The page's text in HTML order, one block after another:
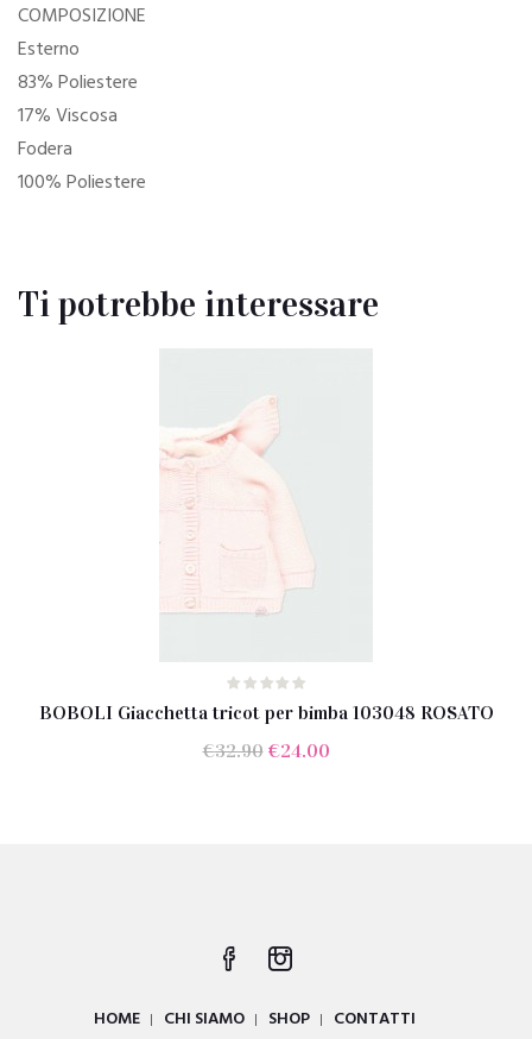
COMPOSIZIONE
Esterno
83% Poliestere
17% Viscosa
Fodera
100% Poliestere
Ti potrebbe interessare
BOBOLI Giacchetta tricot per bimba 103048 ROSATO
€32.90 Il
€24.00Il
HOME CHI SIAMO SHOP CONTATTI